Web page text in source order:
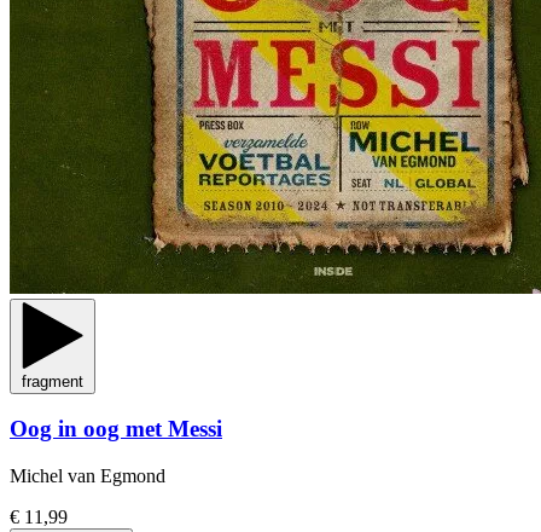
fragment
Oog in oog met Messi
Michel van Egmond
€ 11,99